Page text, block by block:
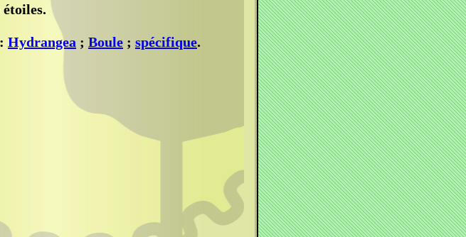
étoiles.
Hydrangea ; Boule ; spécifique.